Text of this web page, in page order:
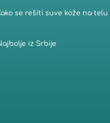
se rešiti suve kože na telu
iz Srbije